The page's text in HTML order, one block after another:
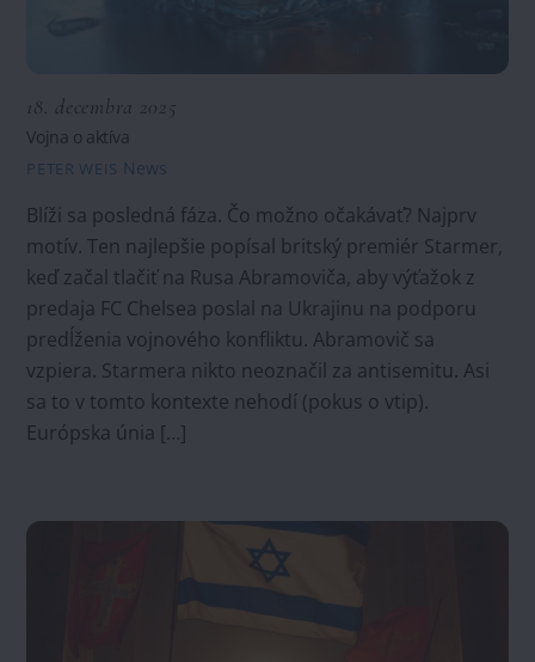
18. decembra 2025
Vojna o aktíva
PETER WEIS News
Blíži sa posledná fáza. Čo možno očakávať? Najprv
motív. Ten najlepšie popísal britský premiér Starmer,
keď začal tlačiť na Rusa Abramoviča, aby výťažok z
predaja FC Chelsea poslal na Ukrajinu na podporu
predĺženia vojnového konfliktu. Abramovič sa
vzpiera. Starmera nikto neoznačil za antisemitu. Asi
sa to v tomto kontexte nehodí (pokus o vtip).
Európska únia […]